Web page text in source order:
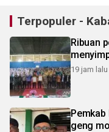
Terpopuler -
Ribuan
19 jam lalu
geng